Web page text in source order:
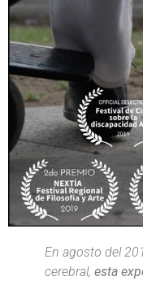
En agosto del
cerebral, esta